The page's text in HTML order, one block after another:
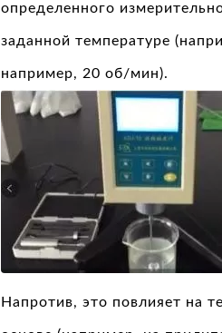
определенного
заданной температуре
например, 20 об/мин).
Напротив, это повлияет на